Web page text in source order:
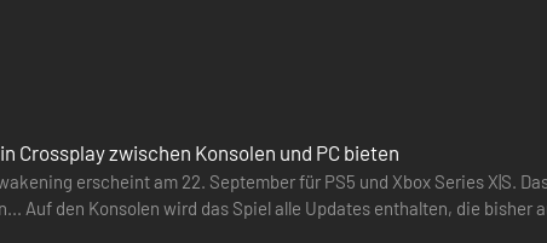
Ornithopter über die von Sandwürmern heimgesuchten
Sonnenuntergang einen ruhigen Augenblick, um die Schönheit von
Crossplay zwischen Konsolen und PC bieten
erscheint am 22. September für PS5 und Xbox Series X|S.
Auf den Konsolen wird das Spiel alle Updates enthalten, die bisher